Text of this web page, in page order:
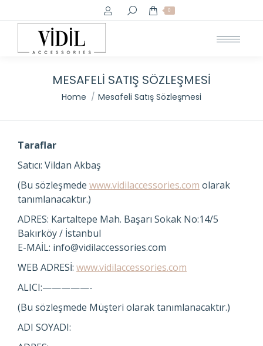
Search: 0
MESAFELI SATIŞ SÖZLEŞMESI
You are here:
Home Mesafeli Satış Sözleşmesi
Taraflar
Satıcı: Vildan Akbaş
(Bu sözleşmede www.vidilaccessories.com olarak
tanımlanacaktır.)
ADRES: Kartaltepe Mah. Başarı Sokak No:14/5
Bakırköy / İstanbul
E-MAİL: info@vidilaccessories.com
WEB ADRESİ: www.vidilaccessories.com
ALICI:—————-
(Bu sözleşmede Müşteri olarak tanımlanacaktır.)
ADI SOYADI: